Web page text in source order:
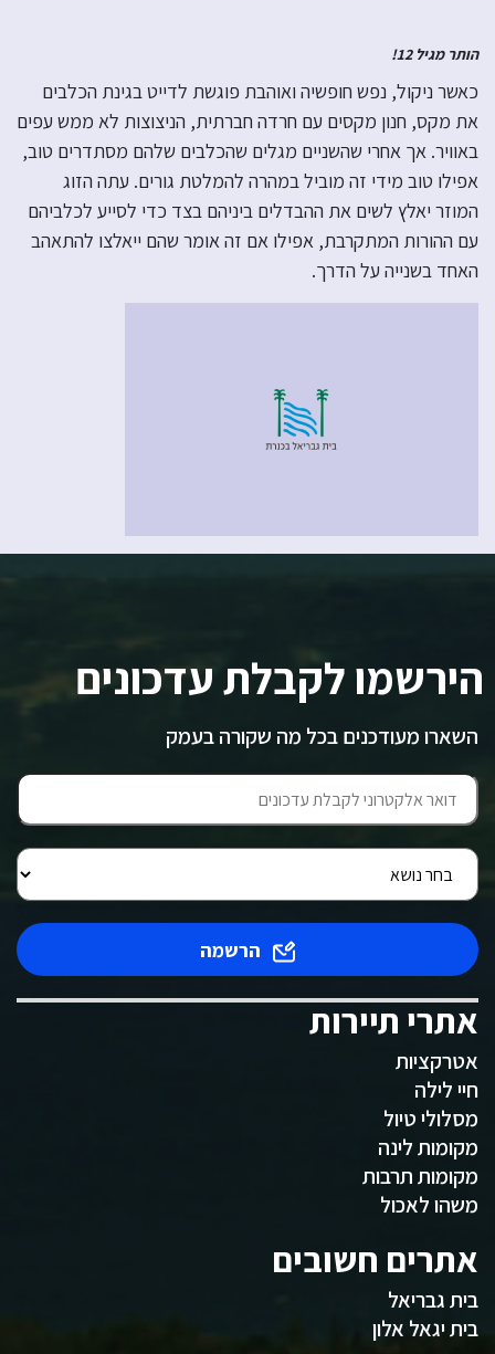
הותר מגיל 12!
כאשר ניקול, נפש חופשיה ואוהבת פוגשת לדייט בגינת הכלבים
את מקס, חנון מקסים עם חרדה חברתית, הניצוצות לא ממש עפים
באוויר. אך אחרי שהשניים מגלים שהכלבים שלהם מסתדרים טוב,
אפילו טוב מידי זה מוביל במהרה להמלטת גורים. עתה הזוג
המוזר יאלץ לשים את ההבדלים ביניהם בצד כדי לסייע לכלביהם
עם ההורות המתקרבת, אפילו אם זה אומר שהם ייאלצו להתאהב
האחד בשנייה על הדרך.
הירשמו לקבלת עדכונים
השארו מעודכנים בכל מה שקורה בעמק
הרשמה
אתרי תיירות
אטרקציות
חיי לילה
מסלולי טיול
מקומות לינה
מקומות תרבות
משהו לאכול
אתרים חשובים
בית גבריאל
בית יגאל אלון